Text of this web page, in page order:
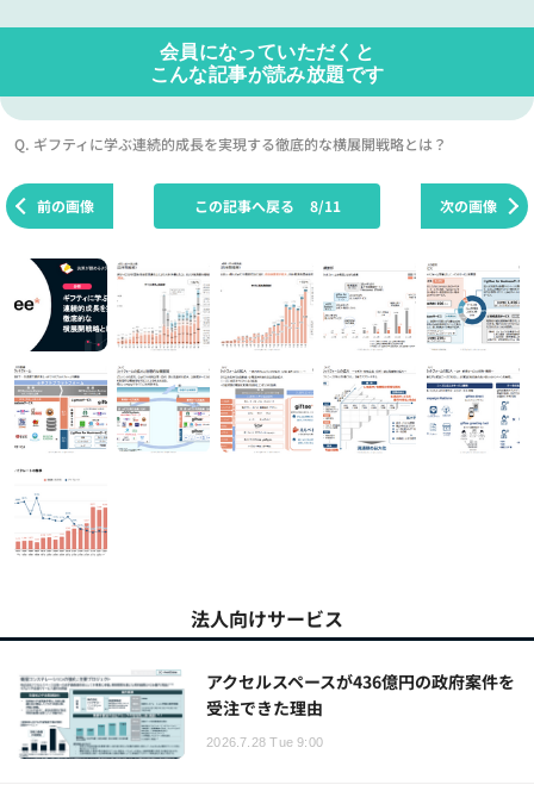
会員になっていただくと
こんな記事が読み放題です
Q. ギフティに学ぶ連続的成長を実現する徹底的な横展開戦略とは？
前の画像 次の画像
この記事へ戻る 8/11
法人向けサービス
アクセルスペースが436億円の政府案件を
受注できた理由
2026.7.28 Tue 9:00